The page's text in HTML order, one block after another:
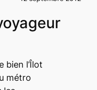
bien l’Îlot
métro